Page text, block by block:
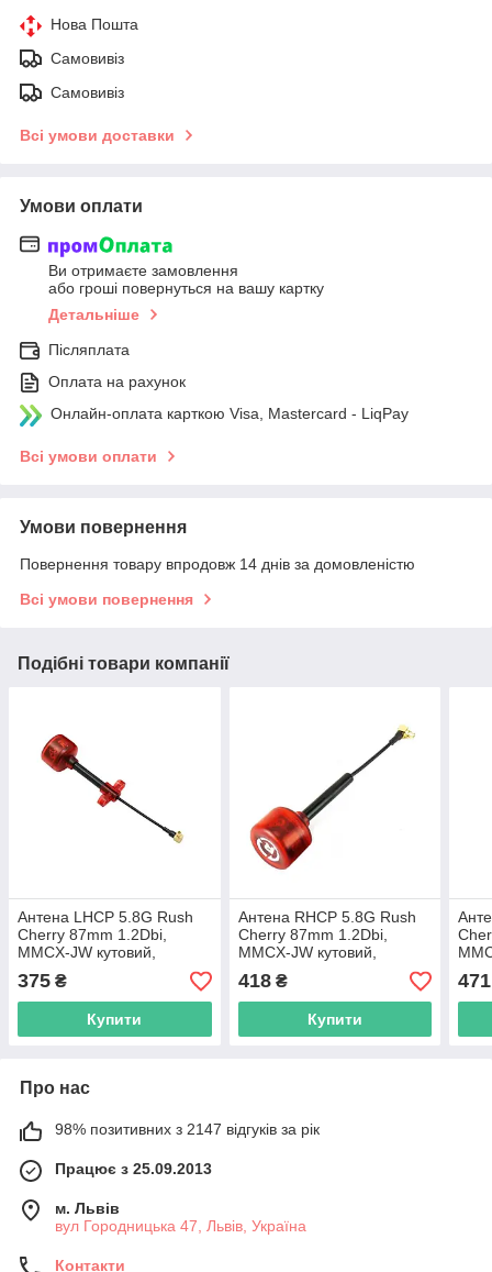
Нова Пошта
Самовивіз
Самовивіз
Всі умови доставки
Умови оплати
Ви отримаєте замовлення
або гроші повернуться на вашу картку
Детальніше
Післяплата
Оплата на рахунок
Онлайн-оплата карткою Visa, Mastercard - LiqPay
Всі умови оплати
Умови повернення
Повернення товару впродовж 14 днів за домовленістю
Всі умови повернення
Подібні товари компанії
Антена LHCP 5.8G Rush
Cherry 87mm 1.2Dbi,
MMCX-JW кутовий,
червона, для FPV дронів
375 ₴
Купити
Антена RHCP 5.8G Rush
Cherry 87mm 1.2Dbi,
MMCX-JW кутовий,
червона, для FPV дронів
418₴
Купити
471
Про нас
98% позитивних з 2147 відгуків за рік
Працює з 25.09.2013
м. Львів
вул Городницька 47, Львів, Україна
Контакти